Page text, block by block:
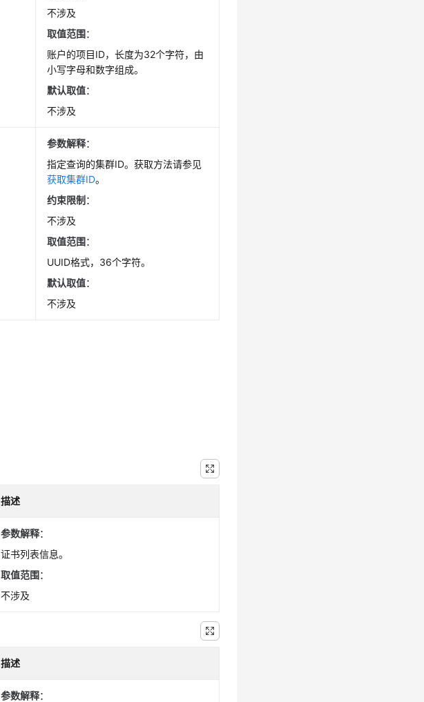
不涉及
取值范围：
账户的项目ID，长度为32个字符，由
小写字母和数字组成。
默认取值：
不涉及
参数解释：
指定查询的集群ID。获取方法请参见
获取集群ID。
约束限制 ：
不涉及
取值范围：
UUID格式，36个字符。
默认取值：
不涉及
描述
参数解释：
证书列表信息。
取值范围：
不涉及
描述
参数解释：